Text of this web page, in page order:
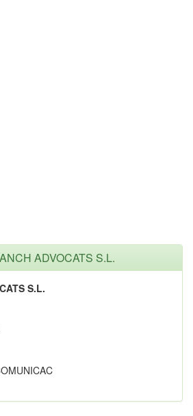
ADVOCATS S.L.
S.L.